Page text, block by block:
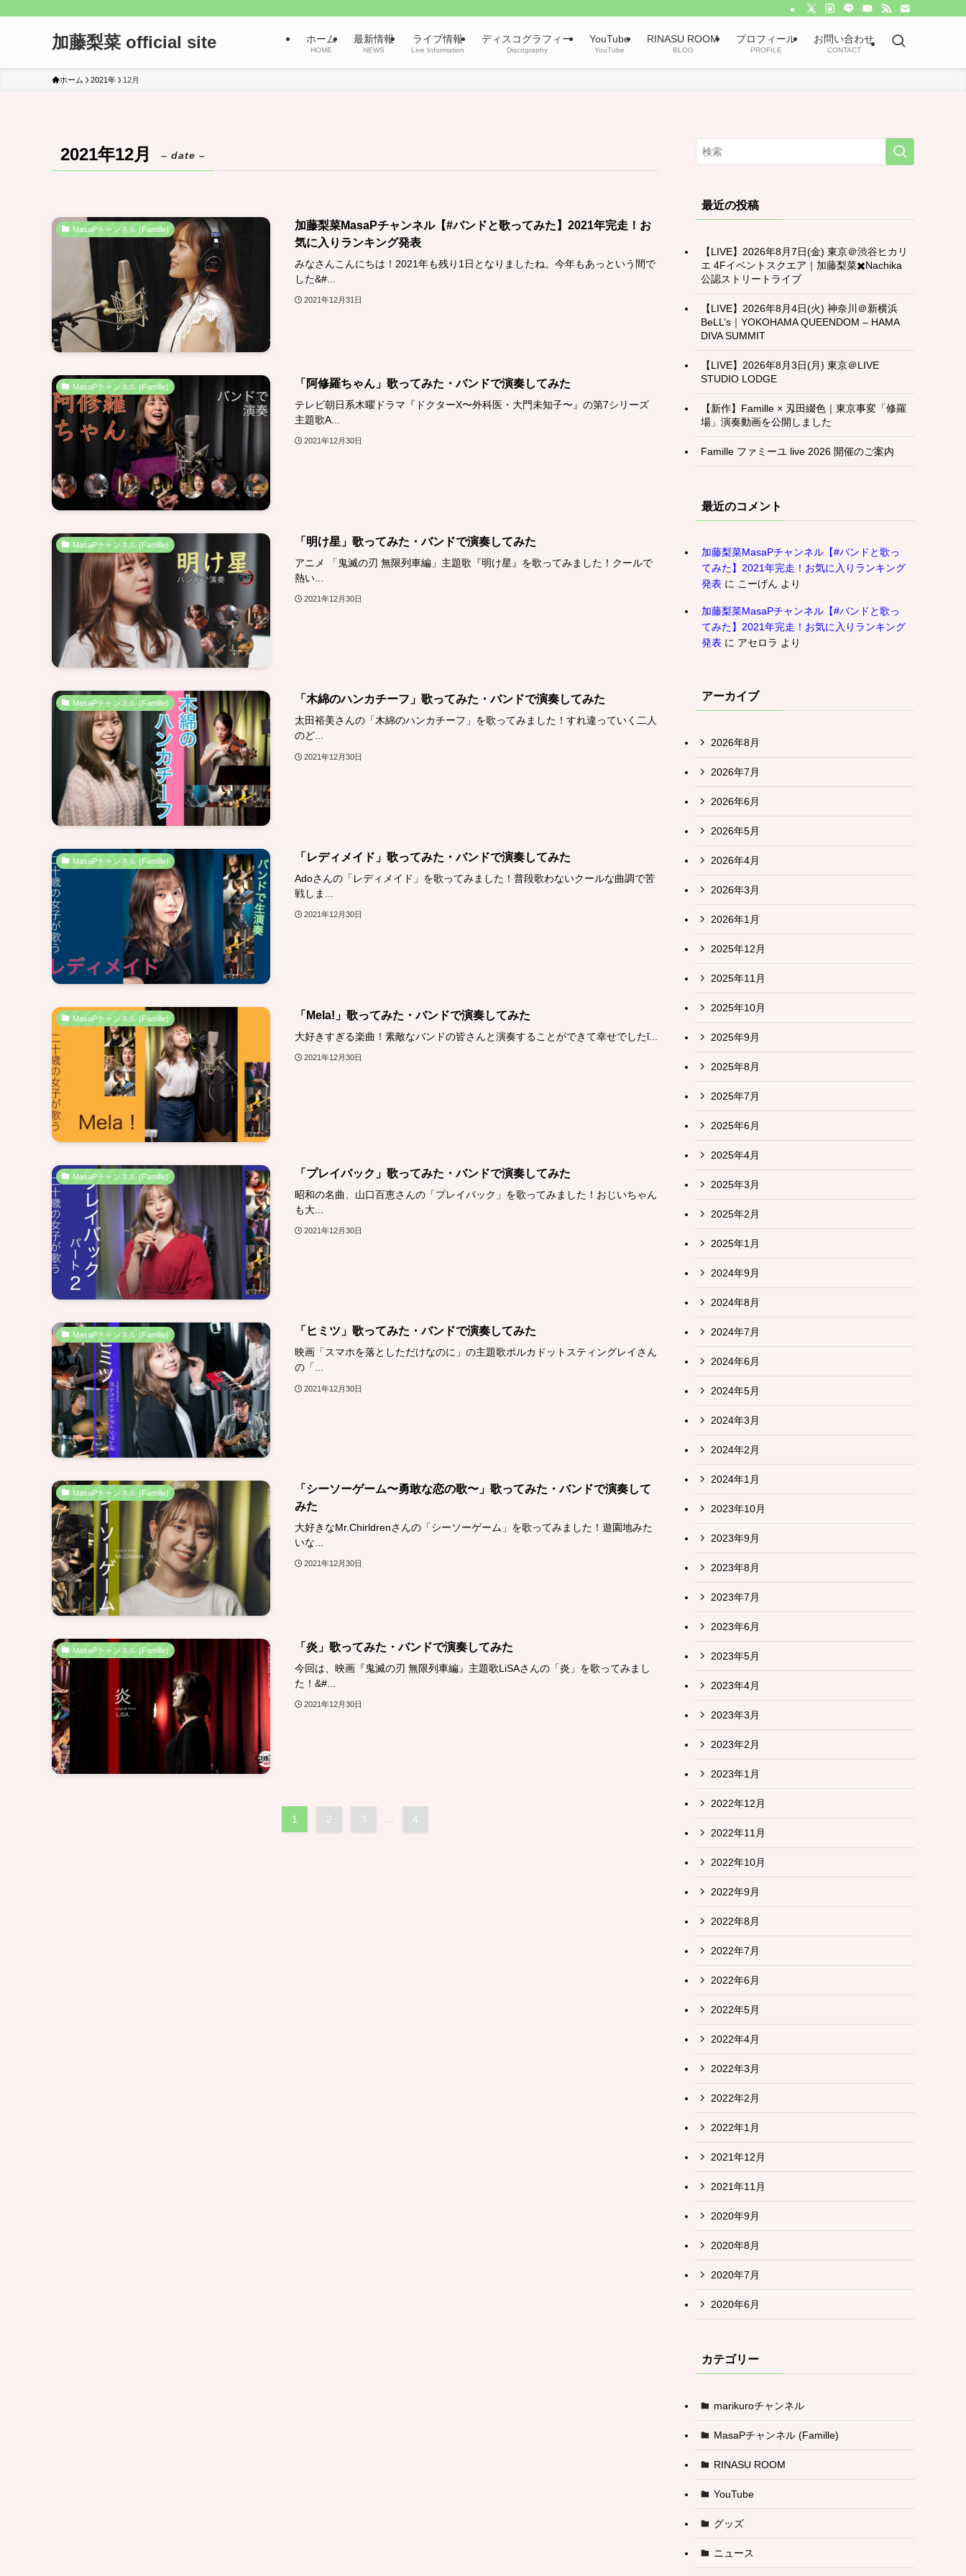
加藤梨菜 official site ホーム
HOME
最新情報
NEWS
ライブ情報
Live Information
ディスコグラフィー
Discography
YouTube
YouTube
RINASU ROOM
BLOG
プロフィール
PROFILE
お問い合わせ
CONTACT
ホーム 2021年 12月
2021年12月 – date –
MasaPチャンネル (Famille)
加藤梨菜MasaPチャンネル【#バンドと歌ってみた】2021年完走！お
気に入りランキング発表
みなさんこんにちは！2021年も残り1日となりましたね。今年もあっという間で
した&#...
2021年12月31日
MasaPチャンネル (Famille) 「阿修羅ちゃん」歌ってみた・バンドで演奏してみた
テレビ朝日系木曜ドラマ『ドクターX〜外科医・大門未知子〜』の第7シリーズ
主題歌A...
2021年12月30日
MasaPチャンネル (Famille) 「明け星」歌ってみた・バンドで演奏してみた
アニメ 「鬼滅の刃 無限列車編」主題歌『明け星』を歌ってみました！クールで
熱い...
2021年12月30日
MasaPチャンネル (Famille) 「木綿のハンカチーフ」歌ってみた・バンドで演奏してみた
太田裕美さんの「木綿のハンカチーフ」を歌ってみました！すれ違っていく二人
のど...
2021年12月30日
MasaPチャンネル (Famille) 「レディメイド」歌ってみた・バンドで演奏してみた
Adoさんの「レディメイド」を歌ってみました！普段歌わないクールな曲調で苦
戦しま...
2021年12月30日
MasaPチャンネル (Famille) 「Mela!」歌ってみた・バンドで演奏してみた
大好きすぎる楽曲！素敵なバンドの皆さんと演奏することができて幸せでしたἴ...
2021年12月30日
MasaPチャンネル (Famille) 「プレイバック」歌ってみた・バンドで演奏してみた
昭和の名曲、山口百恵さんの「プレイバック」を歌ってみました！おじいちゃん
も大...
2021年12月30日
MasaPチャンネル (Famille) 「ヒミツ」歌ってみた・バンドで演奏してみた
映画「スマホを落としただけなのに」の主題歌ポルカドットスティングレイさん
の「...
2021年12月30日
MasaPチャンネル (Famille)
「シーソーゲーム〜勇敢な恋の歌〜」歌ってみた・バンドで演奏して
みた
大好きなMr.Chirldrenさんの「シーソーゲーム」を歌ってみました！遊園地みた
いな...
2021年12月30日
MasaPチャンネル (Famille) 「炎」歌ってみた・バンドで演奏してみた
今回は、映画『鬼滅の刃 無限列車編』主題歌LiSAさんの「炎」を歌ってみまし
た！&#...
2021年12月30日
1 2 3 4
最近の投稿
【LIVE】2026年8月7日(金) 東京＠渋谷ヒカリ
エ 4Fイベントスクエア｜加藤梨菜✖️Nachika
公認ストリートライブ
【LIVE】2026年8月4日(火) 神奈川＠新横浜
BeLL’s｜YOKOHAMA QUEENDOM – HAMA
DIVA SUMMIT
【LIVE】2026年8月3日(月) 東京＠LIVE
STUDIO LODGE
【新作】Famille × 刄田綴色｜東京事変「修羅
場」演奏動画を公開しました
Famille ファミーユ live 2026 開催のご案内
最近のコメント
加藤梨菜MasaPチャンネル【#バンドと歌っ
てみた】2021年完走！お気に入りランキング
発表 に こーげん より
加藤梨菜MasaPチャンネル【#バンドと歌っ
てみた】2021年完走！お気に入りランキング
発表 に アセロラ より
アーカイブ
2026年8月
2026年7月
2026年6月
2026年5月
2026年4月
2026年3月
2026年1月
2025年12月
2025年11月
2025年10月
2025年9月
2025年8月
2025年7月
2025年6月
2025年4月
2025年3月
2025年2月
2025年1月
2024年9月
2024年8月
2024年7月
2024年6月
2024年5月
2024年3月
2024年2月
2024年1月
2023年10月
2023年9月
2023年8月
2023年7月
2023年6月
2023年5月
2023年4月
2023年3月
2023年2月
2023年1月
2022年12月
2022年11月
2022年10月
2022年9月
2022年8月
2022年7月
2022年6月
2022年5月
2022年4月
2022年3月
2022年2月
2022年1月
2021年12月
2021年11月
2020年9月
2020年8月
2020年7月
2020年6月
カテゴリー
marikuroチャンネル
MasaPチャンネル (Famille)
RINASU ROOM
YouTube
グッズ
ニュース